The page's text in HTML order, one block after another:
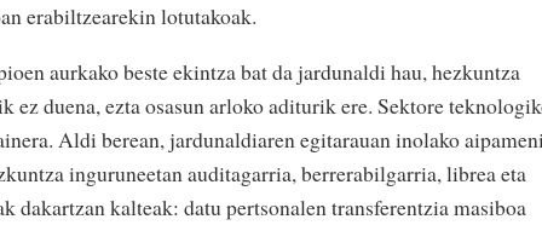
erabiltzearekin lotutakoak.
aurkako beste ekintza bat da jardunaldi hau, hezkuntza
ez duena, ezta osasun arloko aditurik ere. Sektore
Aldi berean, jardunaldiaren egitarauan inolako
inguruneetan auditagarria, berrerabilgarria, librea eta
dakartzan kalteak: datu pertsonalen transferentzia masiboa